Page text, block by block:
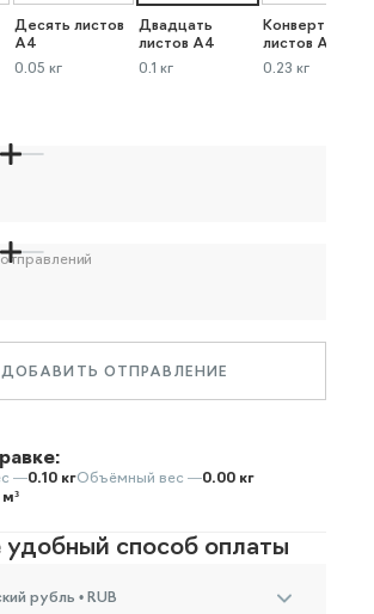
Десять листов
А4
0.05 кг
Двадцать
листов А4
0.1 кг
Конверт до 40
листов А4
0.23 кг
ДОБАВИТЬ ОТПРАВЛЕНИЕ
—0.10 кгОбъёмный вес —0.00 кг
удобный способ оплаты
рубль • RUB